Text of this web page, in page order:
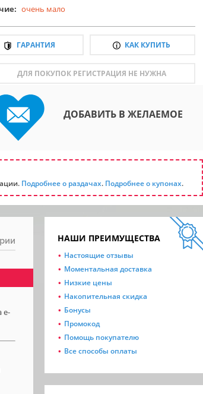
очень мало
ГАРАНТИЯ КАК КУПИТЬ
ДЛЯ ПОКУПОК РЕГИСТРАЦИЯ НЕ НУЖНА
ДОБАВИТЬ В ЖЕЛАЕМОЕ
Подробнее о раздачах. Подробнее о купонах.
e-
НАШИ ПРЕИМУЩЕСТВА
Настоящие отзывы
Моментальная доставка
Низкие цены
Накопительная скидка
Бонусы
Промокод
Помощь покупателю
Все способы оплаты